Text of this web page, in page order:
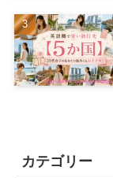
カテゴリー